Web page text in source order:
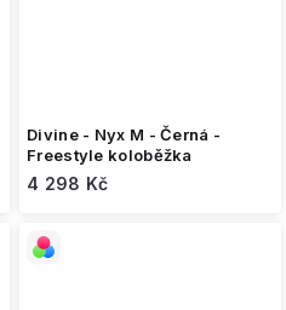
Divine - Nyx M - Černá -
Freestyle koloběžka
4 298 Kč